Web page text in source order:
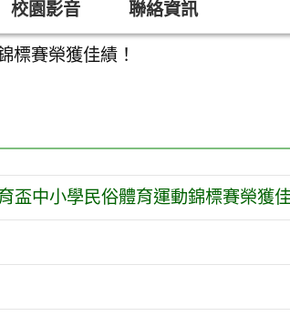
校園影音 聯絡資訊
標賽榮獲佳績！
中小學民俗體育運動錦標賽榮獲佳